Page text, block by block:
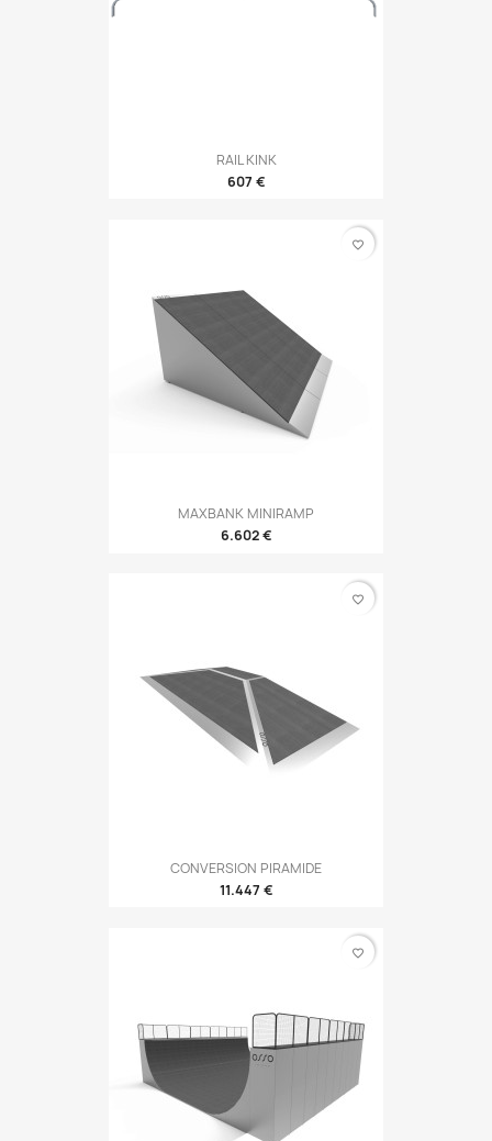
RAIL KINK
607 €
MAXBANK MINIRAMP
6.602 €
favorite_border
CONVERSION PIRAMIDE
11.447 €
favorite_border
favorite_border